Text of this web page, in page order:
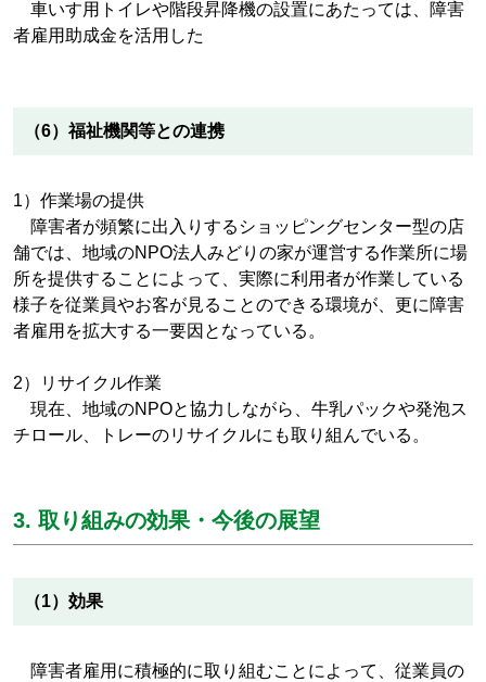
車いす用トイレや階段昇降機の設置にあたっては、障害
者雇用助成金を活用した
（6）福祉機関等との連携
1）作業場の提供
障害者が頻繁に出入りするショッピングセンター型の店
舗では、地域のNPO法人みどりの家が運営する作業所に場
所を提供することによって、実際に利用者が作業している
様子を従業員やお客が見ることのできる環境が、更に障害
者雇用を拡大する一要因となっている。
2）リサイクル作業
現在、地域のNPOと協力しながら、牛乳パックや発泡ス
チロール、トレーのリサイクルにも取り組んでいる。
3. 取り組みの効果・今後の展望
（1）効果
障害者雇用に積極的に取り組むことによって、従業員の